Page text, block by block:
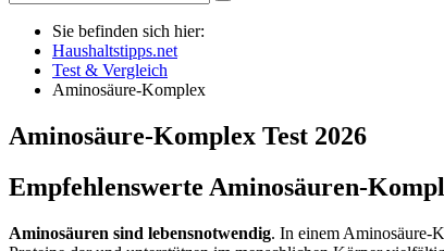
Sie befinden sich hier:
Haushaltstipps.net
Test & Vergleich
Aminosäure-Komplex
Aminosäure-Komplex Test 2026
Empfehlenswerte Aminosäuren-
Aminosäuren sind lebensnotwendig. In einem Aminosäure-